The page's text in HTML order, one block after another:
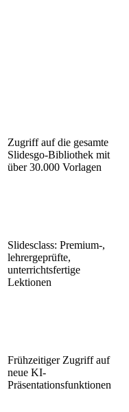
Zugriff auf die gesamte
Slidesgo-Bibliothek mit
über 30.000 Vorlagen
Slidesclass: Premium-,
lehrergeprüfte,
unterrichtsfertige
Lektionen
Frühzeitiger Zugriff auf
neue KI-
Präsentationsfunktionen